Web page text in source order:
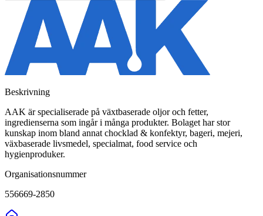
Beskrivning
AAK är specialiserade på växtbaserade oljor och fetter,
ingredienserna som ingår i många produkter. Bolaget har stor
kunskap inom bland annat chocklad & konfektyr, bageri, mejeri,
växbaserade livsmedel, specialmat, food service och
hygienproduker.
Organisationsnummer
556669-2850